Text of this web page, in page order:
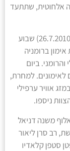
אלחוטית, שתתעד
ניר נפל בפעילות מבצעית ביום ט"ו באב תש"ע (26.7.2010) שבוע
ברומניה
ביום
לאימונים. למחרת,
אוויר ערפילי
ניספו.
משנה דניאל
רב סרן ליאור
סטפן קלאדיו